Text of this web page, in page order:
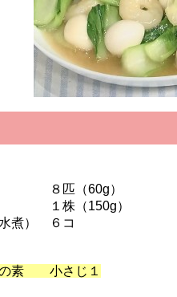
８匹（60g）
１株（150g）
煮） ６コ
の素 小さじ１